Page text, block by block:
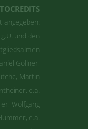
angegeben:
und den
Gollner,
Martin
e.a.
Wolfgang
e.a.